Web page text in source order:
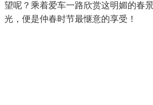
望呢？乘着爱车一路欣赏这明媚的春
光，便是仲春时节最惬意的享受！